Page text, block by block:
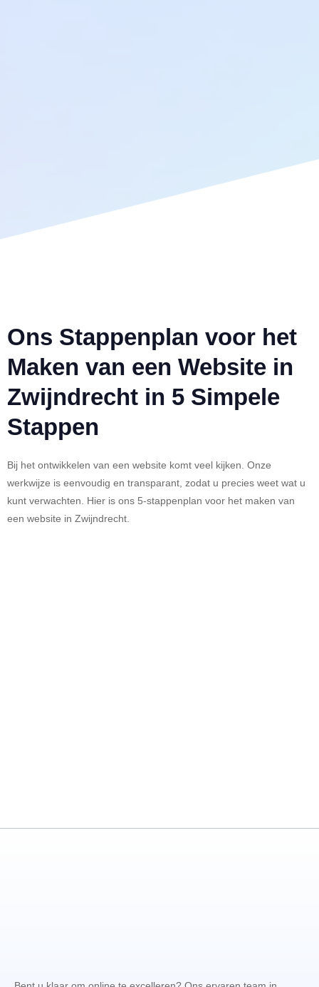
Ons Stappenplan voor het
Maken van een Website in
Zwijndrecht in 5 Simpele
Stappen
Bij het ontwikkelen van een website komt veel kijken. Onze
werkwijze is eenvoudig en transparant, zodat u precies weet wat u
kunt verwachten. Hier is ons 5-stappenplan voor het maken van
een website in Zwijndrecht.